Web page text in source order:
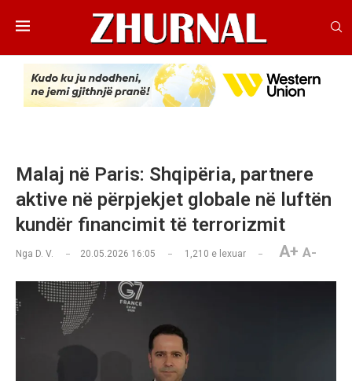
Malaj në Paris: Shqipëria, partnere
aktive në përpjekjet globale në luftën
kundër financimit të terrorizmit
Nga D. V. 20.05.2026 16:05 1,210 e lexuar A+ A-